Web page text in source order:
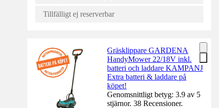
Tillfälligt ej reserverbar
Gräsklippare GARDENA
HandyMower 22/18V inkl.
batteri och laddare KAMPANJ
Extra batteri & laddare på
köpet!
Genomsnittligt betyg: 3.9 av 5
stjärnor. 38 Recensioner.